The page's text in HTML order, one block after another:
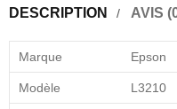
DESCRIPTION AVIS
Marque Epson
Modèle L3210